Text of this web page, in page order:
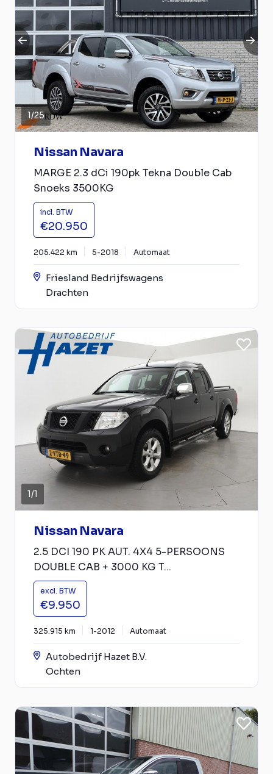
1/25
Nissan Navara
MARGE 2.3 dCi 190pk Tekna Double Cab
Snoeks 3500KG
incl. BTW
€20.950
205.422 km 5-2018 Automaat
Friesland Bedrijfswagens
Drachten
1/1
Nissan Navara
2.5 DCI 190 PK AUT. 4X4 5-PERSOONS
DOUBLE CAB + 3000 KG T...
excl. BTW
€9.950
325.915 km 1-2012 Automaat
Autobedrijf Hazet B.V.
Ochten